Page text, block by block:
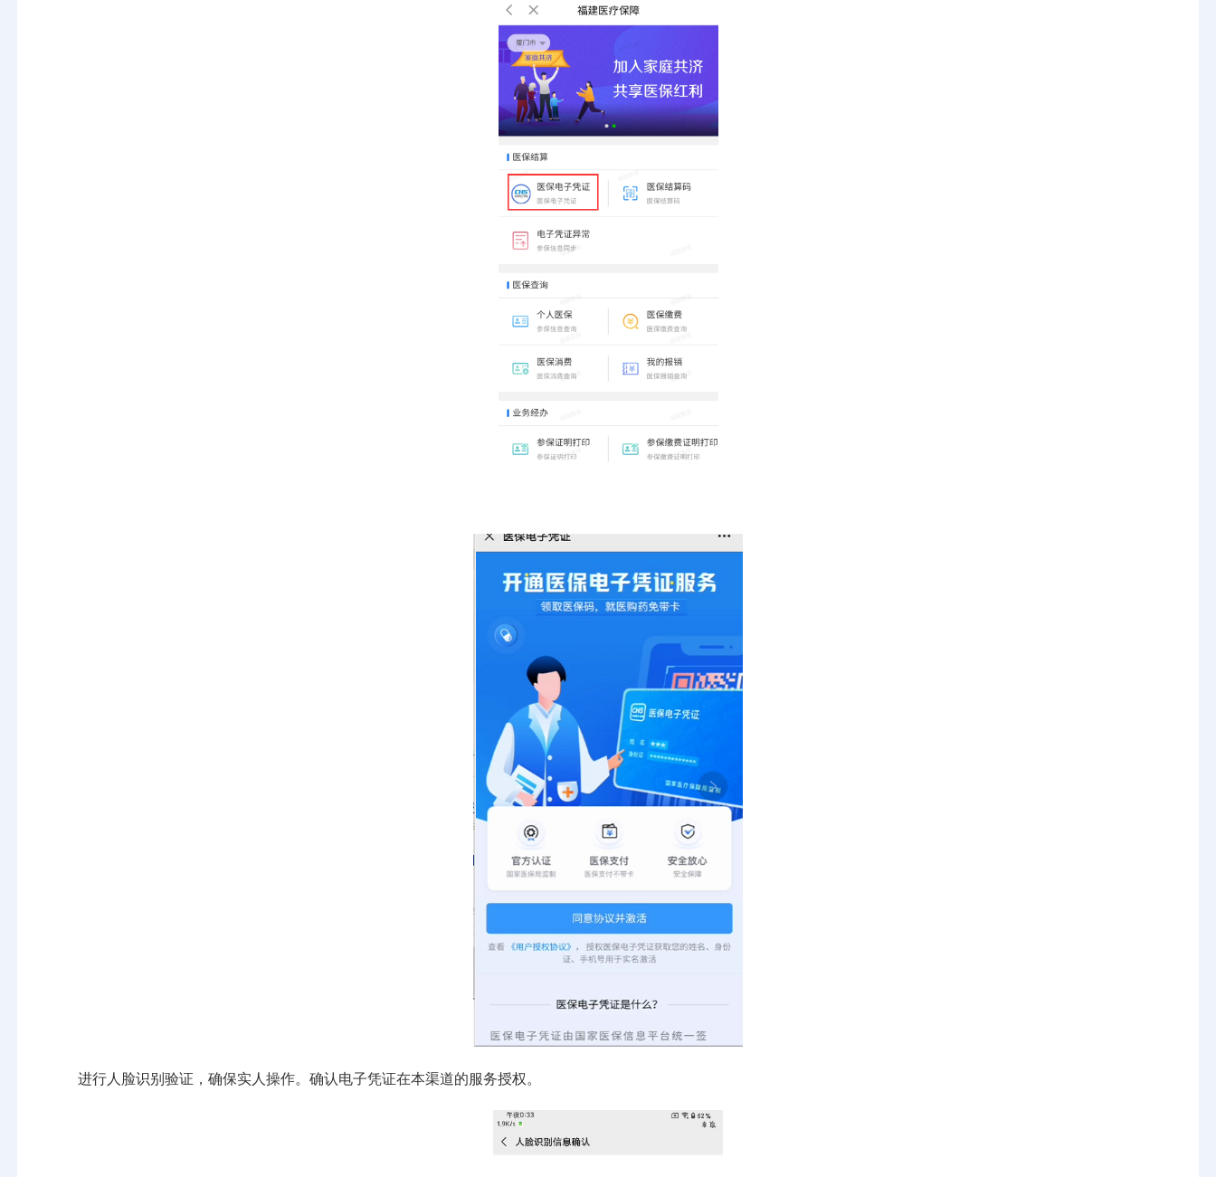
进行人脸识别验证，确保实人操作。确认电子凭证在本渠道的服务授权。